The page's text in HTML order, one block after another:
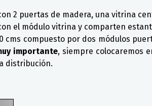
2 puertas de madera, una vitrina
el módulo vitrina y comparten
compuesto por dos módulos
importante, siempre colocaremos
distribución.